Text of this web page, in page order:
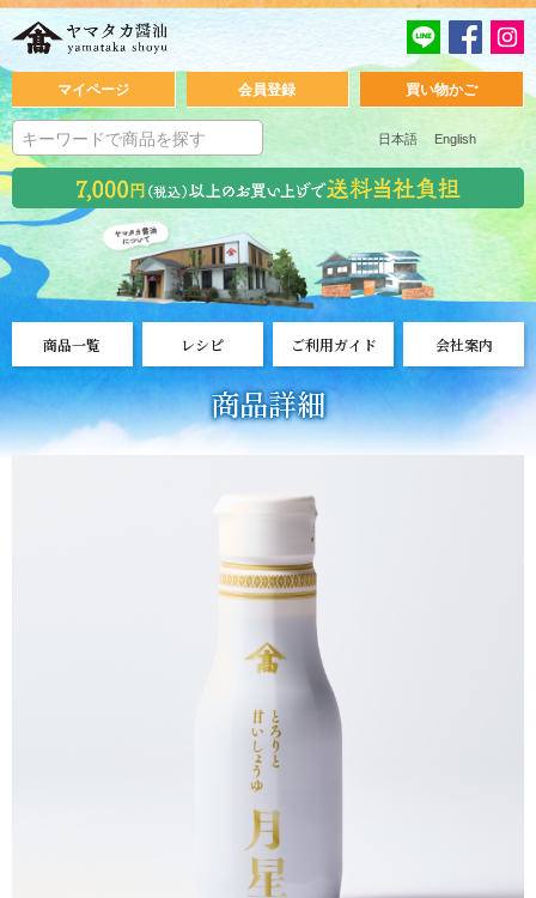
マイページ 会員登録 買い物かご
日本語 English
商品一覧 レシピ ご利用ガイド 会社案内
商品詳細